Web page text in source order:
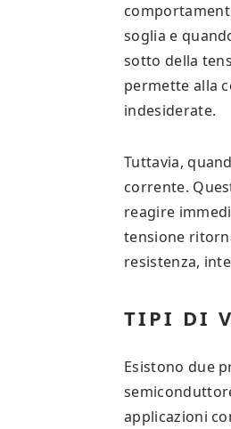
soglia e
sotto della
permette alla
indesiderate.
Tuttavia,
corrente.
reagire
tensione
resistenza,
TIPI DI
Esistono due
applicazioni